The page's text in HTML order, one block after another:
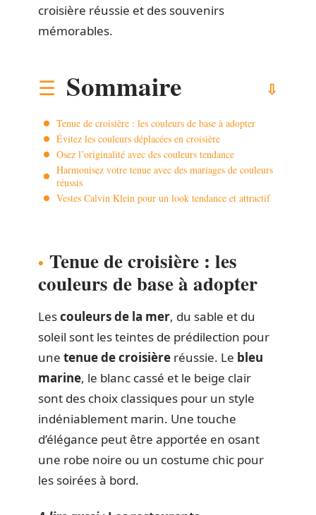
croisière réussie et des souvenirs
mémorables.
Sommaire
Tenue de croisière : les couleurs de base à adopter
Évitez les couleurs déplacées en croisière
Osez l’originalité avec des couleurs tendance
Harmonisez votre tenue avec des mariages de couleurs
réussis
Vestes Calvin Klein pour un look tendance et attractif
Tenue de croisière : les
couleurs de base à adopter
Lescouleurs de la mer, du sable et du
soleil sont les teintes de prédilection pour
une tenue de croisière réussie. Le bleu
marine, le blanc cassé et le beige clair
sont des choix classiques pour un style
indéniablement marin. Une touche
d’élégance peut être apportée en osant
une robe noire ou un costume chic pour
les soirées à bord.